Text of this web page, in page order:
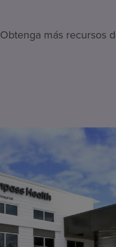
Obtenga más recursos